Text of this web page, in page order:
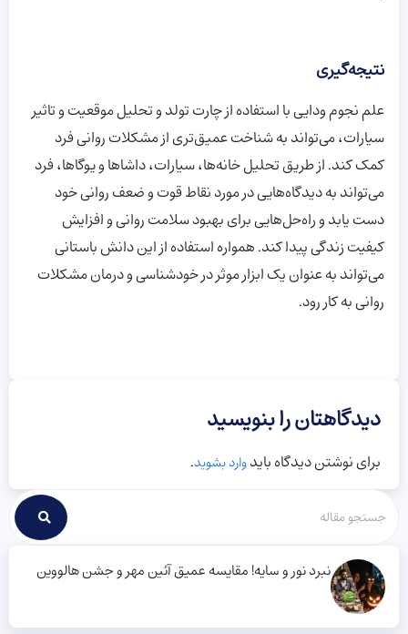
نتیجه‌گیری
علم نجوم ودایی با استفاده از چارت تولد و تحلیل موقعیت و تاثیر
سیارات، می‌تواند به شناخت عمیق‌تری از مشکلات روانی فرد
کمک کند. از طریق تحلیل خانه‌ها، سیارات، داشاها و یوگاها، فرد
می‌تواند به دیدگاه‌هایی در مورد نقاط قوت و ضعف روانی خود
دست یابد و راه‌حل‌هایی برای بهبود سلامت روانی و افزایش
کیفیت زندگی پیدا کند. همواره استفاده از این دانش باستانی
می‌تواند به عنوان یک ابزار موثر در خودشناسی و درمان مشکلات
روانی به کار رود.
دیدگاهتان را بنویسید
برای نوشتن دیدگاه بایدوارد بشوید.
نبرد نور و سایه! مقایسه عمیق آئین مهر و جشن هالووین